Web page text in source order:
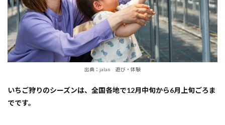
り体
験人
気ス
ポッ
2
3
いち
出典：jalan 遊び・体験
いちご狩りのシーズンは、全国各地で12月中旬から6月上旬ごろま
でです。